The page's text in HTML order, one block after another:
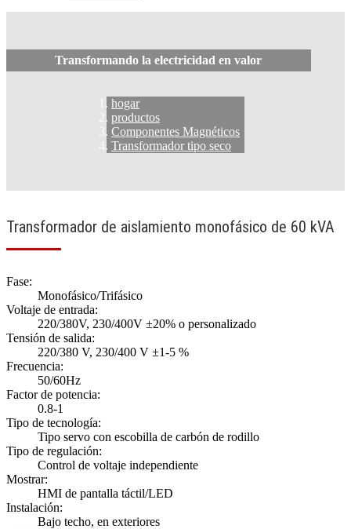
Transformando la electricidad en valor
hogar
productos
Componentes Magnéticos
Transformador tipo seco
Transformador de aislamiento monofásico de 60 kVA
Fase:
Monofásico/Trifásico
Voltaje de entrada:
220/380V, 230/400V ±20% o personalizado
Tensión de salida:
220/380 V, 230/400 V ±1-5 %
Frecuencia:
50/60Hz
Factor de potencia:
0.8-1
Tipo de tecnología:
Tipo servo con escobilla de carbón de rodillo
Tipo de regulación:
Control de voltaje independiente
Mostrar:
HMI de pantalla táctil/LED
Instalación:
Bajo techo, en exteriores